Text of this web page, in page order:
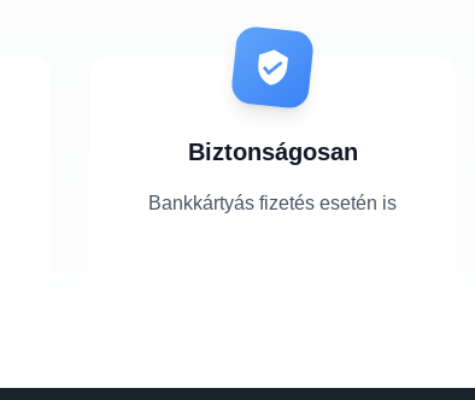
Biztonságosan
Bankkártyás fizetés esetén is